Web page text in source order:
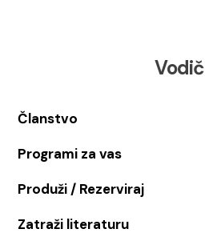
Vodič
Članstvo
Programi za vas
Produži / Rezerviraj
Zatraži literaturu